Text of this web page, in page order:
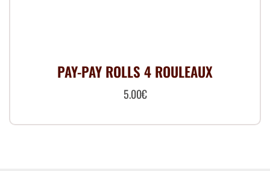
PAY-PAY ROLLS 4 ROULEAUX
5.00€